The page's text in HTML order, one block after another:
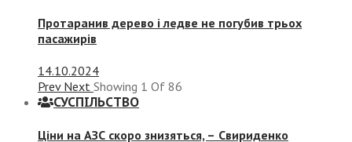
Протаранив дерево і ледве не погубив трьох
пасажирів
14.10.2024
Prev Next Showing 1 Of 86
СУСПIЛЬСТВО
Ціни на АЗС скоро знизяться, – Свириденко